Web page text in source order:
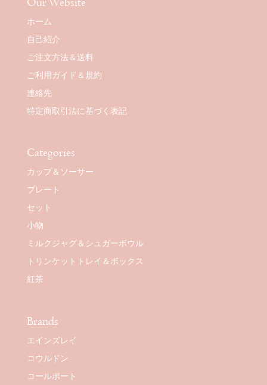
ホーム
自己紹介
ご注文方法＆送料
ご利用ガイド＆規約
連絡先
特定商取引法に基づく表記
Categories
カップ＆ソーサー
プレート
セット
小物
ミルクジャグ＆シュガーボウル
トリンケットトレイ＆ボックス
紅茶
Brands
エインズレイ
コウルドン
コールポート